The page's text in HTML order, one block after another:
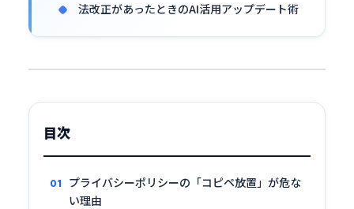
法改正があったときのAI活用アップデート術
目次
プライバシーポリシーの「コピペ放置」が危な
い理由